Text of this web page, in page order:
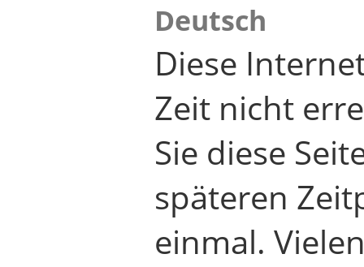
Deutsch
Diese
Zeit nicht
Sie diese
späteren
einmal.